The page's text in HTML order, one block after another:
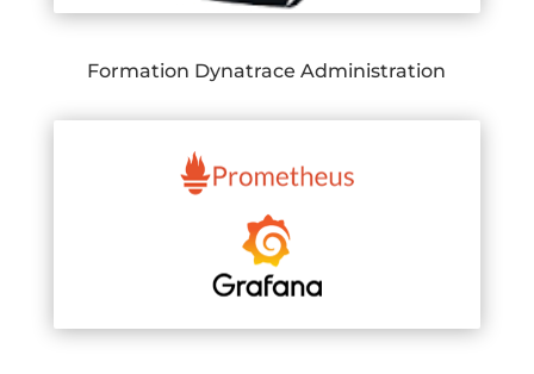
Formation Dynatrace Administration